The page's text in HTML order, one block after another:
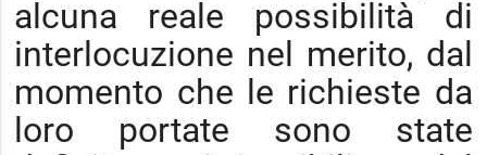
alcuna reale possibilità di
interlocuzione nel merito, dal
momento che le richieste da
loro portate sono state